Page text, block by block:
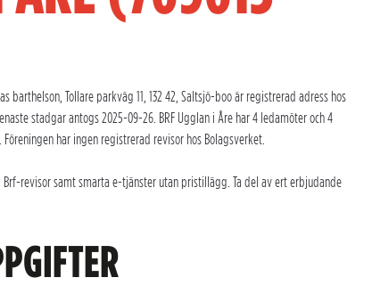
barthelson, Tollare parkväg 11, 132 42, Saltsjö-boo är registrerad adress hos
stadgar antogs 2025-09-26. BRF Ugglan i Åre har 4 ledamöter och 4
har ingen registrerad revisor hos Bolagsverket.
Brf-revisor samt smarta e-tjänster utan pristillägg. Ta del av ert erbjudande